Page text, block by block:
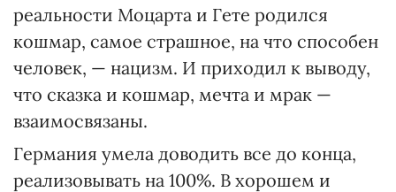
реальности Моцарта и Гете родился
кошмар, самое страшное, на что способен
человек, — нацизм. И приходил к выводу,
что сказка и кошмар, мечта и мрак —
взаимосвязаны.
Германия умела доводить все до конца,
реализовывать на 100%. В хорошем и